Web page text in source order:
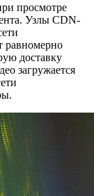
просмотре
Узлы CDN-
равномерно
доставку
загружается